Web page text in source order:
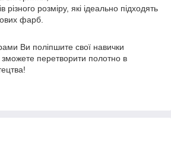
розміру, які ідеально підходять
фарб.
Ви поліпшите свої навички
перетворити полотно в